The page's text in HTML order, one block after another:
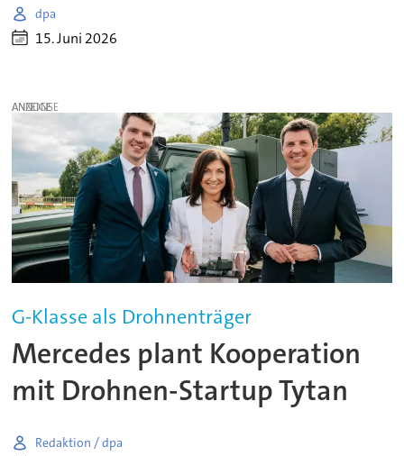
dpa
15. Juni 2026
ANZEIGE
G-Klasse als Drohnenträger
Mercedes plant Kooperation
mit Drohnen-Startup Tytan
Redaktion / dpa